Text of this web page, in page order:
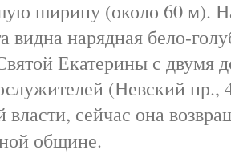
ширину (около 60 м).
видна нарядная бело-
Екатерины с двумя
(Невский пр.,
власти, сейчас она
общине.